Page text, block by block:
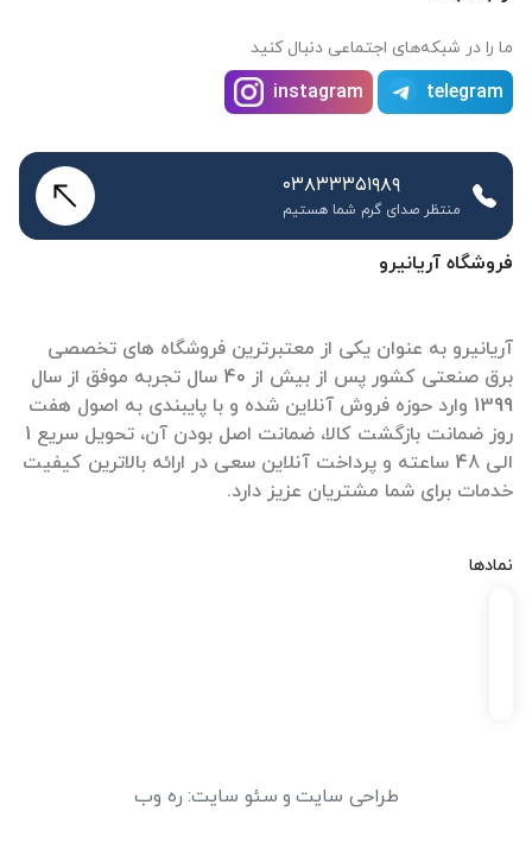
فروشگاه آریانیرو
آریانیرو به عنوان یکی از معتبرترین فروشگاه های تخصصی
برق صنعتی کشور پس از بیش از 40 سال تجربه موفق از سال
1399 وارد حوزه فروش آنلاین شده و با پایبندی به اصول هفت
روز ضمانت بازگشت کالا، ضمانت اصل بودن آن، تحویل سریع 1
الی 48 ساعته و پرداخت آنلاین سعی در ارائه بالاترین کیفیت
خدمات برای شما مشتریان عزیز دارد.
نمادها
ما را در شبکه‌های اجتماعی دنبال کنید
telegram
instagram
۰۳۸۳۳۳۵۱۹۸۹
منتظر صدای گرم شما هستیم
طراحی سایت و سئو سایت: ره وب